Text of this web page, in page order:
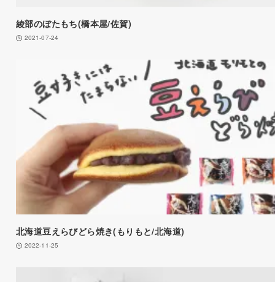
綾部のぼたもち(橋本屋/佐賀)
2021-07-24
北海道豆えらびどら焼き(もりもと/北海道)
2022-11-25